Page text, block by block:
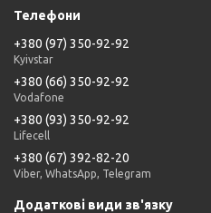
+380 (97) 350-92-92
Kyivstar
+380 (66) 350-92-92
Vodafone
+380 (93) 350-92-92
Lifecell
+380 (67) 392-82-20
Viber, WhatsApp, Telegram